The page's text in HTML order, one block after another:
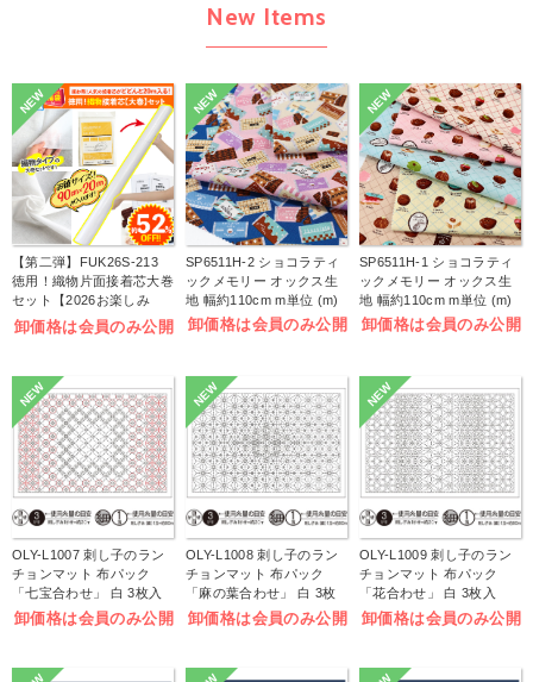
New Items
NEW
【第二弾】FUK26S-213
徳用！織物片面接着芯大巻
セット【2026お楽しみ
袋】(袋)
卸価格は会員のみ公開
NEW
SP6511H-2 ショコラティ
ックメモリー オックス生
地 幅約110cm m単位 (m)
卸価格は会員のみ公開
NEW
SP6511H-1 ショコラティ
ックメモリー オックス生
地 幅約110cm m単位 (m)
卸価格は会員のみ公開
NEW
OLY-L1007 刺し子のラン
チョンマット 布パック
「七宝合わせ」 白 3枚入
(袋)
卸価格は会員のみ公開
NEW
OLY-L1008 刺し子のラン
チョンマット 布パック
「麻の葉合わせ」 白 3枚
入 (袋)
卸価格は会員のみ公開
NEW
OLY-L1009 刺し子のラン
チョンマット 布パック
「花合わせ」 白 3枚入
(袋)
卸価格は会員のみ公開